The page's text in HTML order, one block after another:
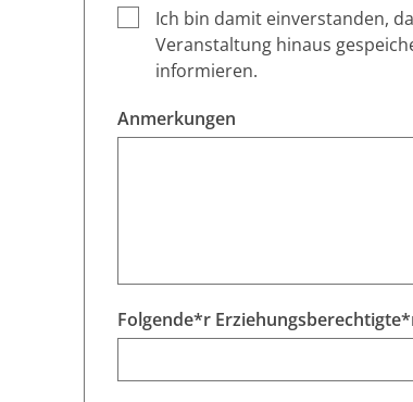
Ich bin damit einverstanden,
Veranstaltung hinaus
informieren.
Anmerkungen